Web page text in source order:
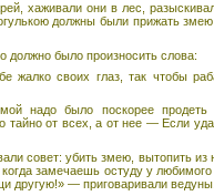
хаживали они в лес,
должны были прижать
должно было произносить слова:
жалко своих глаз, так чтобы
надо было поскорее продеть
тайно от всех, а от нее — Если
совет: убить змею, вытопить из
когда замечаешь остуду у
другую!» — приговаривали ведуны.